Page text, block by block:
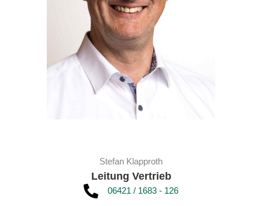
Stefan Klapproth
Leitung Vertrieb
06421 / 1683 - 126